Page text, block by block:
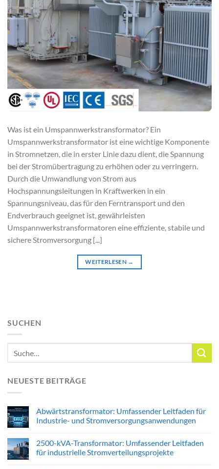
Was ist ein Umspannwerkstransformator? Ein
Umspannwerkstransformator ist eine wichtige Komponente
in Stromnetzen, die in erster Linie dazu dient, die Spannung
bei der Stromübertragung zu erhöhen oder zu verringern.
Durch die Umwandlung von Strom aus
Hochspannungsleitungen in Kraftwerken in ein
Spannungsniveau, das für den Ferntransport und den
Endverbrauch geeignet ist, gewährleisten
Umspannwerkstransformatoren eine effiziente, stabile und
sichere Stromversorgung [...]
WEITERLESEN →
SUCHEN
NEUESTE BEITRÄGE
Abwärtstransformator: Umfassender Leitfaden für
Industrie- und Stromversorgungsanwendungen
2500-kVA-Transformator: Umfassender Leitfaden
für industrielle Stromverteilungsprojekte